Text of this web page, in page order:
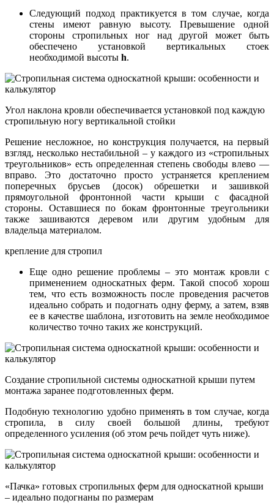
Следующий подход практикуется в том случае, когда
стены имеют равную высоту. Превышение одной
стороны стропильных ног над другой может быть
обеспечено установкой вертикальных стоек
необходимой высоты h.
Угол наклона кровли обеспечивается установкой под каждую
стропильную ногу вертикальной стойки
Решение несложное, но конструкция получается, на первый
взгляд, несколько нестабильной – у каждого из «стропильных
треугольников» есть определенная степень свободы влево —
вправо. Это достаточно просто устраняется креплением
поперечных брусьев (досок) обрешетки и зашивкой
прямоугольной фронтонной части крыши с фасадной
стороны. Оставшиеся по бокам фронтонные треугольники
также зашиваются деревом или другим удобным для
владельца материалом.
крепление для стропил
Еще одно решение проблемы – это монтаж кровли с
применением односкатных ферм. Такой способ хорош
тем, что есть возможность после проведения расчетов
идеально собрать и подогнать одну ферму, а затем, взяв
ее в качестве шаблона, изготовить на земле необходимое
количество точно таких же конструкций.
Создание стропильной системы односкатной крыши путем
монтажа заранее подготовленных ферм.
Подобную технологию удобно применять в том случае, когда
стропила, в силу своей большой длины, требуют
определенного усиления (об этом речь пойдет чуть ниже).
«Пачка» готовых стропильных ферм для односкатной крыши
– идеально подогнаны по размерам